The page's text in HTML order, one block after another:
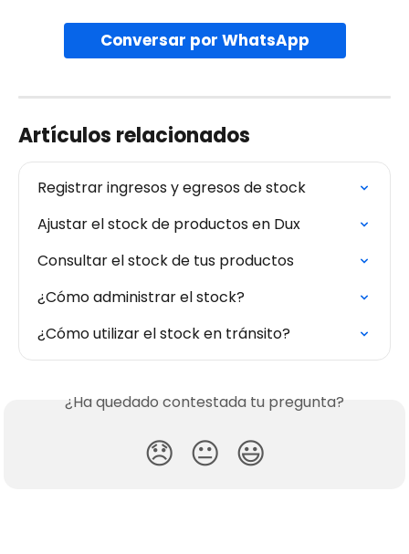
Conversar por WhatsApp
Artículos relacionados
Registrar ingresos y egresos de stock
Ajustar el stock de productos en Dux
Consultar el stock de tus productos
¿Cómo administrar el stock?
¿Cómo utilizar el stock en tránsito?
¿Ha quedado contestada tu pregunta?
😞 😐 😃